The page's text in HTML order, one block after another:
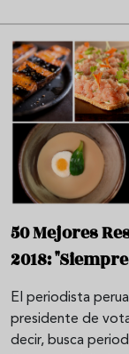
50 Mejores
2018:
El periodista
presidente de
decir, busca